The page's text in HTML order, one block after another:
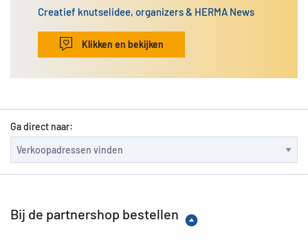
Creatief knutselidee, organizers & HERMA News
Klikken en bekijken
Ga direct naar:
Bij de partnershop bestellen